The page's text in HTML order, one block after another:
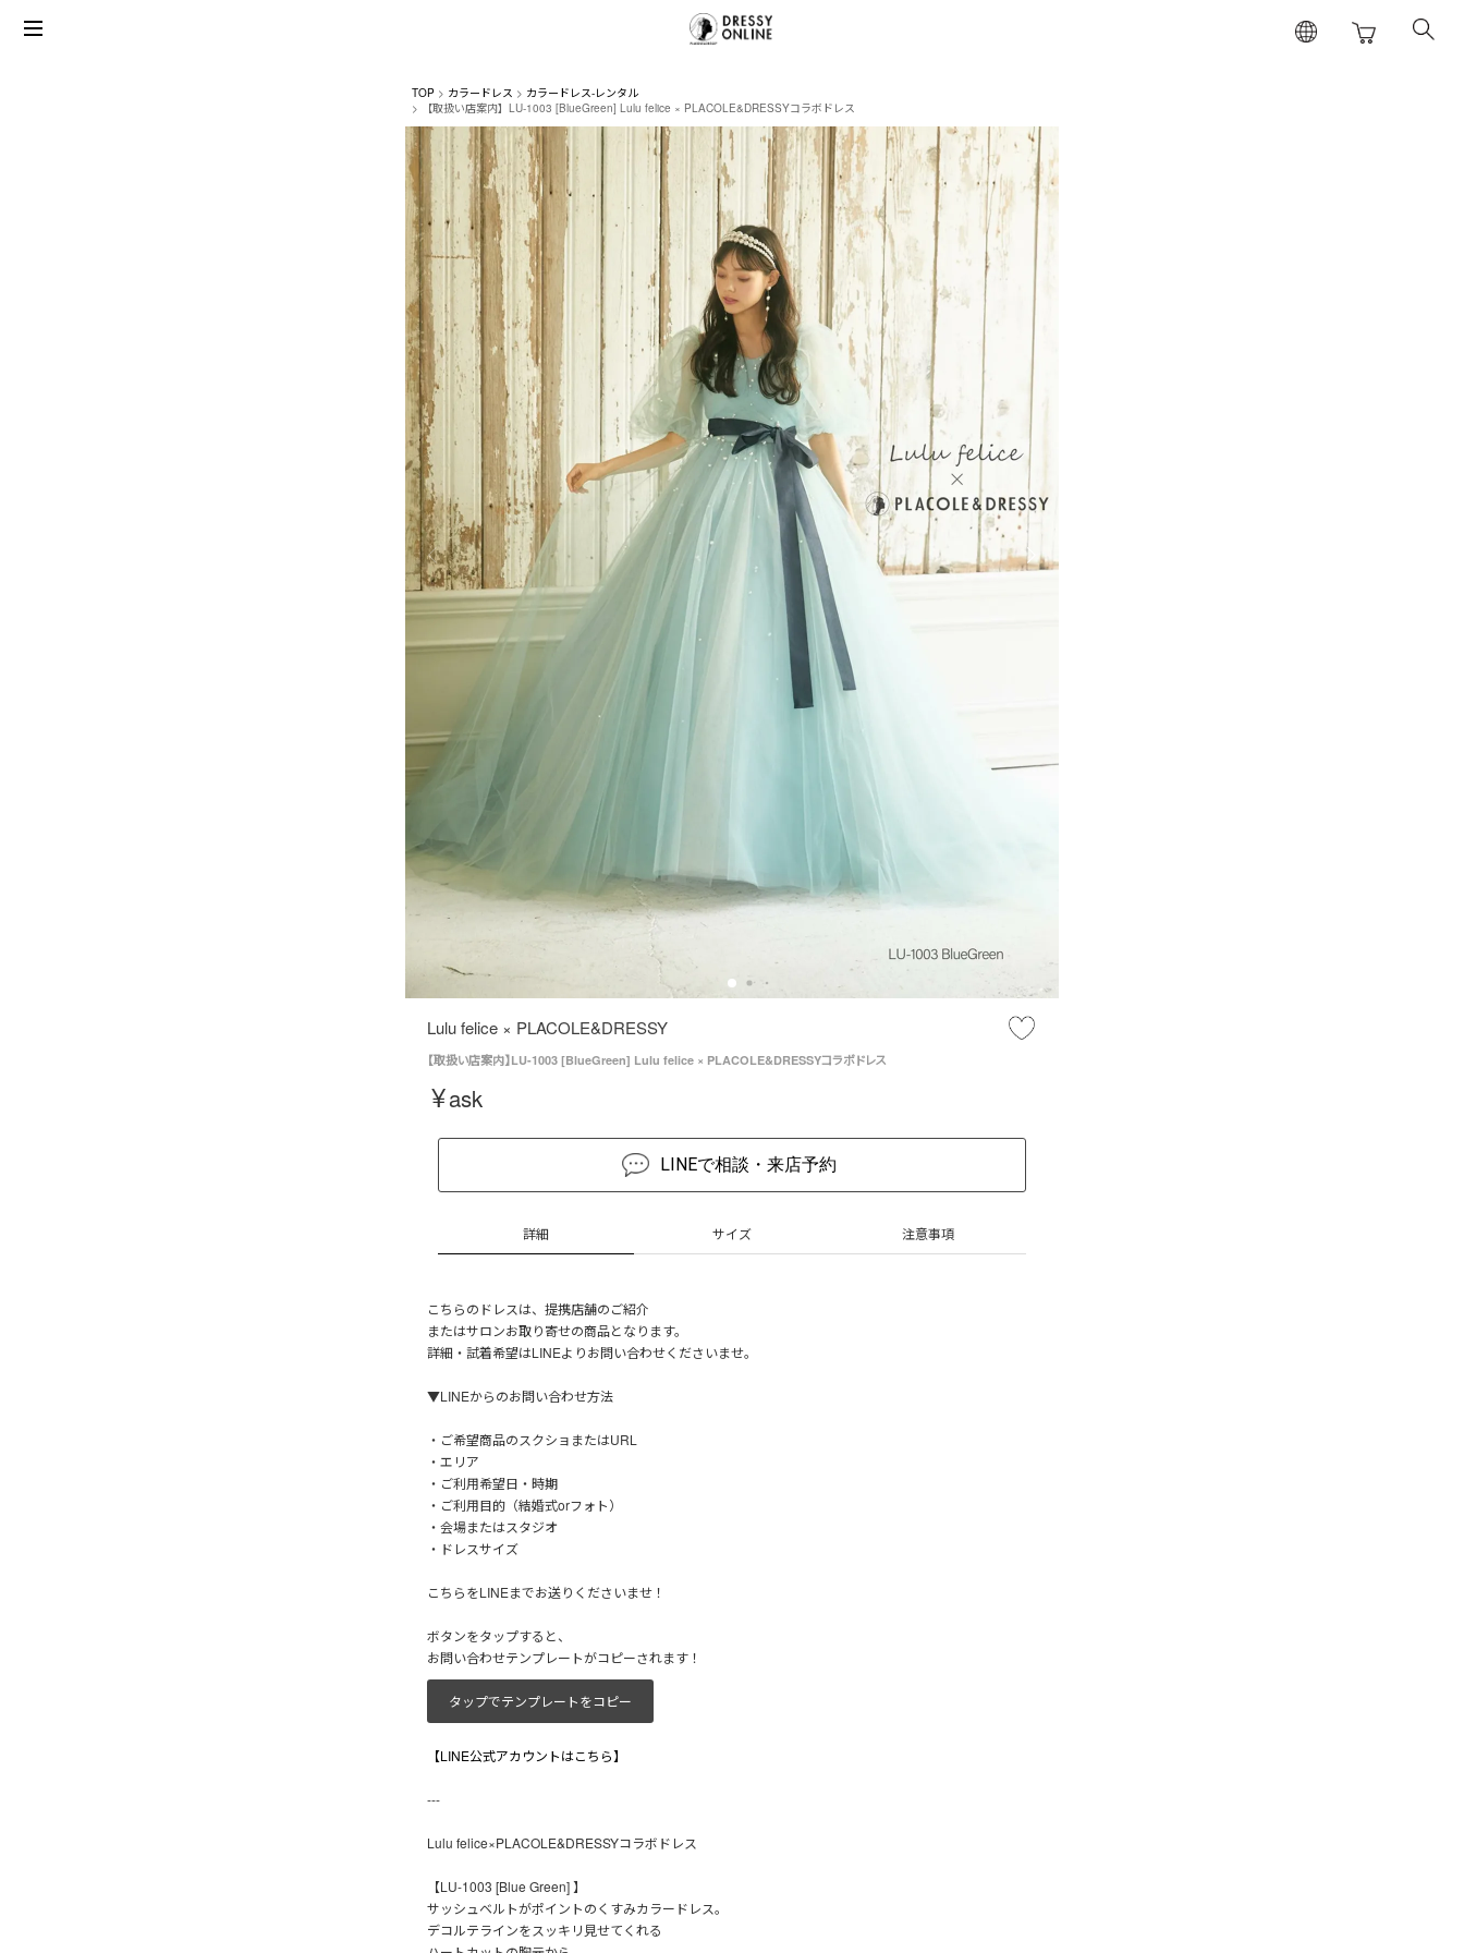
TOP カラードレス
カラードレス-レンタル
【取扱い店案内】LU-1003 [BlueGreen] Lulu felice × PLACOLE&DRESSYコラボドレス
Lulu felice × PLACOLE&DRESSY
【取扱い店案内】LU-1003 [BlueGreen] Lulu felice × PLACOLE&DRESSYコラボドレス
¥ask
LINEで相談・来店予約
詳細 サイズ 注意事項
こちらのドレスは、提携店舗のご紹介
またはサロンお取り寄せの商品となります。
詳細・試着希望はLINEよりお問い合わせくださいませ。
▼LINEからのお問い合わせ方法
・ご希望商品のスクショまたはURL
・エリア
・ご利用希望日・時期
・ご利用目的（結婚式orフォト）
・会場またはスタジオ
・ドレスサイズ
こちらをLINEまでお送りくださいませ！
ボタンをタップすると、
お問い合わせテンプレートがコピーされます！
タップでテンプレートをコピー
【LINE公式アカウントはこちら】
---
Lulu felice×PLACOLE&DRESSYコラボドレス
【LU-1003 [Blue Green] 】
サッシュベルトがポイントのくすみカラードレス。
デコルテラインをスッキリ見せてくれる